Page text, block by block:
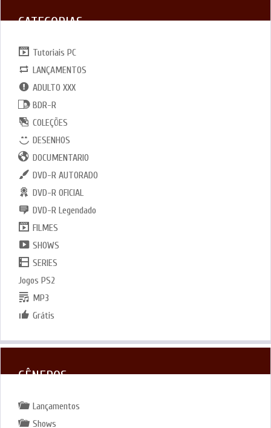
CATEGORIAS
Tutoriais PC
LANÇAMENTOS
ADULTO XXX
BDR-R
COLEÇÕES
DESENHOS
DOCUMENTARIO
DVD-R AUTORADO
DVD-R OFICIAL
DVD-R Legendado
FILMES
SHOWS
SERIES
Jogos PS2
MP3
Grátis
GÊNEROS
Lançamentos
Shows